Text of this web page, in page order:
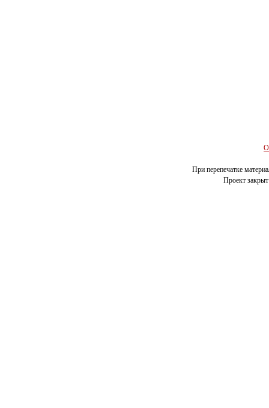
О
При перепечатке
Проект закрыт